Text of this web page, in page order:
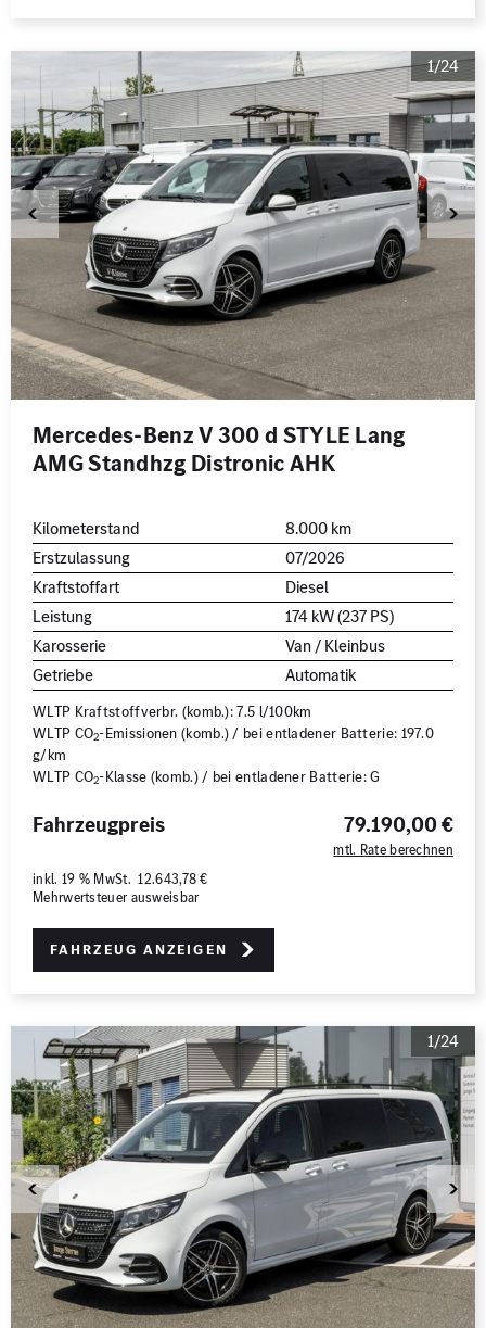
1/24
Mercedes-Benz V 300 d STYLE Lang
AMG Standhzg Distronic AHK
Kilometerstand
8.000 km
Erstzulassung
07/2026
Kraftstoffart
Diesel
Leistung
174 kW (237 PS)
Karosserie
Van / Kleinbus
Getriebe
Automatik
WLTP Kraftstoffverbr. (komb.): 7.5 l/100km
WLTP CO2-Emissionen (komb.) / bei entladener Batterie: 197.0
g/km
WLTP CO2-Klasse (komb.) / bei entladener Batterie: G
79.190,00 €
mtl. Rate berechnen
Fahrzeugpreis
inkl. 19 % MwSt. 12.643,78 €
Mehrwertsteuer ausweisbar
Fahrzeug anzeigen
1/24